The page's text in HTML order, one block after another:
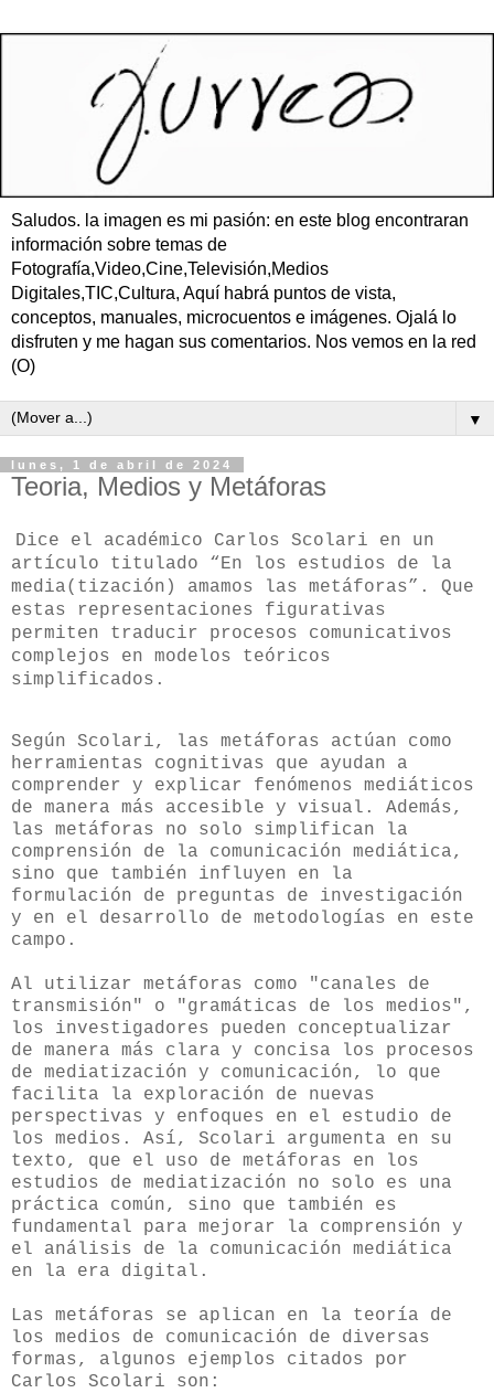
Saludos. la imagen es mi pasión: en este blog encontraran
información sobre temas de
Fotografía,Video,Cine,Televisión,Medios
Digitales,TIC,Cultura, Aquí habrá puntos de vista,
conceptos, manuales, microcuentos e imágenes. Ojalá lo
disfruten y me hagan sus comentarios. Nos vemos en la red
(O)
▼
lunes, 1 de abril de 2024
Teoria, Medios y Metáforas
Dice el académico Carlos Scolari en un
artículo titulado “En los estudios de la
media(tización) amamos las metáforas”. Que
estas representaciones figurativas
permiten traducir procesos comunicativos
complejos en modelos teóricos
simplificados.
Según Scolari, las metáforas actúan como
herramientas cognitivas que ayudan a
comprender y explicar fenómenos mediáticos
de manera más accesible y visual. Además,
las metáforas no solo simplifican la
comprensión de la comunicación mediática,
sino que también influyen en la
formulación de preguntas de investigación
y en el desarrollo de metodologías en este
campo.
Al utilizar metáforas como "canales de
transmisión" o "gramáticas de los medios",
los investigadores pueden conceptualizar
de manera más clara y concisa los procesos
de mediatización y comunicación, lo que
facilita la exploración de nuevas
perspectivas y enfoques en el estudio de
los medios. Así, Scolari argumenta en su
texto, que el uso de metáforas en los
estudios de mediatización no solo es una
práctica común, sino que también es
fundamental para mejorar la comprensión y
el análisis de la comunicación mediática
en la era digital.
Las metáforas se aplican en la teoría de
los medios de comunicación de diversas
formas, algunos ejemplos citados por
Carlos Scolari son: